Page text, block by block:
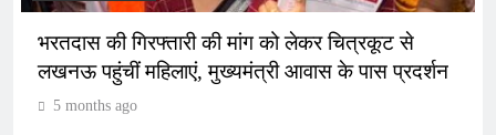
भरतदास की गिरफ्तारी की मांग को लेकर चित्रकूट से
लखनऊ पहुंचीं महिलाएं, मुख्यमंत्री आवास के पास प्रदर्शन
5 months ago